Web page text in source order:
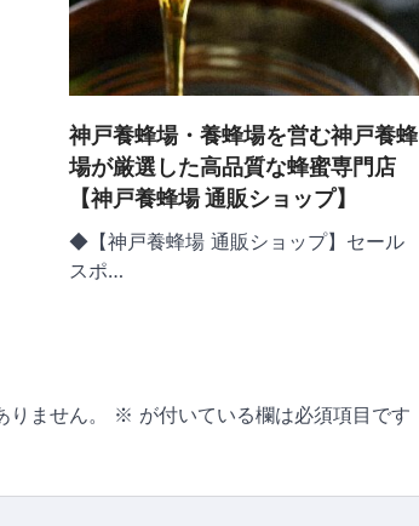
神戸養蜂場・養蜂場を営む神戸養蜂
場が厳選した高品質な蜂蜜専門店
【神戸養蜂場 通販ショップ】
◆【神戸養蜂場 通販ショップ】セール
スポ…
ません。 ※ が付いている欄は必須項目です